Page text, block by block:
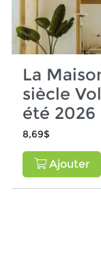
La
siècle
été 2026
8,69$
Ajouter